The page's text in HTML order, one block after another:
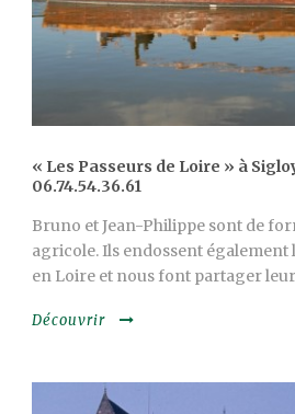
« Les Passeurs de Loire » à
06.74.54.36.61
Bruno et Jean-Philippe sont de
agricole. Ils endossent également
en Loire et nous font partager
Découvrir